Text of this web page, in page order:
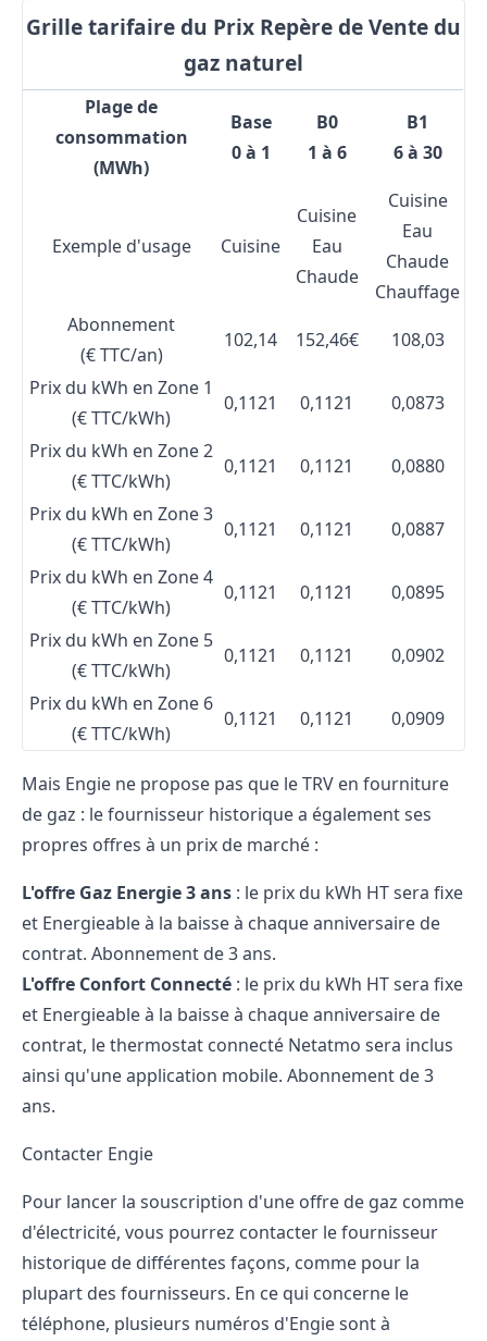
Grille tarifaire du Prix Repère de Vente du
gaz naturel
Plage de
consommation
(MWh)
Base
0 à 1
B0
1 à 6
B1
6 à 30
Exemple d'usage Cuisine
Cuisine
Eau
Chaude
Cuisine
Eau
Chaude
Chauffage
Abonnement
(€ TTC/an)
102,14 152,46€
108,03
Prix du kWh en Zone 1
(€ TTC/kWh)
0,1121 0,1121
0,0873
Prix du kWh en Zone 2
(€ TTC/kWh)
0,1121 0,1121
0,0880
Prix du kWh en Zone 3
(€ TTC/kWh)
0,1121 0,1121
0,0887
Prix du kWh en Zone 4
(€ TTC/kWh)
0,1121 0,1121
0,0895
Prix du kWh en Zone 5
(€ TTC/kWh)
0,1121 0,1121
0,0902
Prix du kWh en Zone 6
(€ TTC/kWh)
0,1121 0,1121 0,0909
Mais Engie ne propose pas que le TRV en fourniture
de gaz : le fournisseur historique a également ses
propres offres à un prix de marché :
L'offre Gaz Energie 3 ans : le prix du kWh HT sera fixe
et Energieable à la baisse à chaque anniversaire de
contrat. Abonnement de 3 ans.
L'offre Confort Connecté : le prix du kWh HT sera fixe
et Energieable à la baisse à chaque anniversaire de
contrat, le thermostat connecté Netatmo sera inclus
ainsi qu'une application mobile. Abonnement de 3
ans.
Contacter Engie
Pour lancer la souscription d'une offre de gaz comme
d'électricité, vous pourrez contacter le fournisseur
historique de différentes façons, comme pour la
plupart des fournisseurs. En ce qui concerne le
téléphone, plusieurs numéros d'Engiesont à